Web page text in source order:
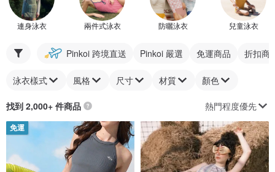
連身泳衣 兩件式泳衣 防曬泳衣 兒童泳衣
Pinkoi 跨境直送 Pinkoi 嚴選 免運商品 折扣商
泳衣樣式 風格 尺寸 材質 顏色
找到 2,000+ 件商品 熱門程度優先
免運